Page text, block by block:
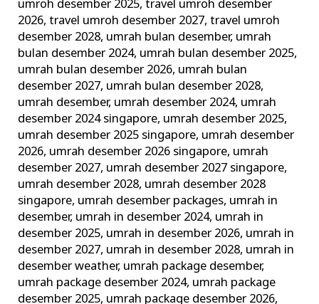
umroh desember 2025,travel umroh desember
2026,travel umroh desember 2027,travel umroh
desember 2028, umrah bulan desember, umrah
bulan desember 2024, umrah bulan desember 2025,
umrah bulan desember 2026, umrah bulan
desember 2027, umrah bulan desember 2028,
umrah desember, umrah desember 2024, umrah
desember 2024 singapore, umrah desember 2025,
umrah desember 2025 singapore, umrah desember
2026, umrah desember 2026 singapore, umrah
desember 2027, umrah desember 2027 singapore,
umrah desember 2028, umrah desember 2028
singapore, umrah desember packages, umrah in
desember, umrah in desember 2024, umrah in
desember 2025, umrah in desember 2026, umrah in
desember 2027, umrah in desember 2028, umrah in
desember weather, umrah package desember,
umrah package desember 2024, umrah package
desember 2025, umrah package desember 2026,